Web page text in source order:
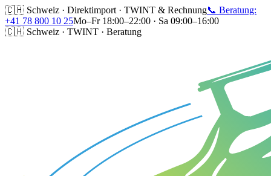
🇨🇭 Schweiz · Direktimport · TWINT & Rechnung📞 Beratung:
+41 78 800 10 25Mo–Fr 18:00–22:00 · Sa 09:00–16:00
🇨🇭 Schweiz · TWINT · Beratung